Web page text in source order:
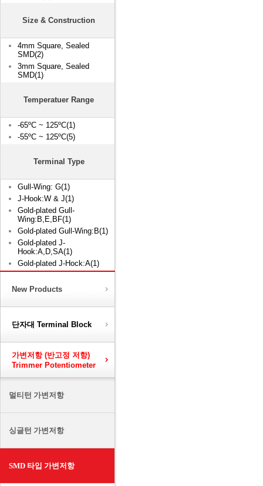
Size & Construction
4mm Square, Sealed
SMD(2)
3mm Square, Sealed
SMD(1)
Temperatuer Range
-65ºC ~ 125ºC(1)
-55ºC ~ 125ºC(5)
Terminal Type
Gull-Wing: G(1)
J-Hook:W & J(1)
Gold-plated Gull-
Wing:B,E,BF(1)
Gold-plated Gull-Wing:B(1)
Gold-plated J-
Hook:A,D,SA(1)
Gold-plated J-Hock:A(1)
New Products
단자대 Terminal Block
가변저항 (반고정 저항)
Trimmer Potentiometer
멀티턴 가변저항
싱글턴 가변저항
SMD 타입 가변저항